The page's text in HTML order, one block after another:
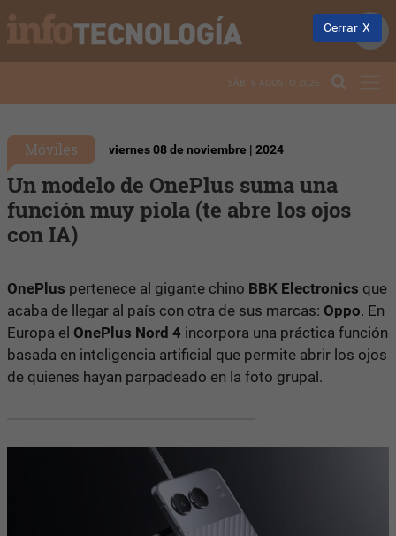
SÁB. 8 AGOSTO 2026
Móviles viernes 08 de noviembre | 2024
Un modelo de OnePlus suma una
función muy piola (te abre los ojos
con IA)
OnePlus pertenece al gigante chino BBK Electronics que
acaba de llegar al país con otra de sus marcas: Oppo. En
Europa el OnePlus Nord 4 incorpora una práctica función
basada en inteligencia artificial que permite abrir los ojos
de quienes hayan parpadeado en la foto grupal.
Cerrar